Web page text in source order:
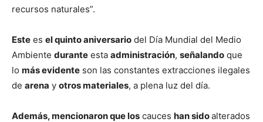
recursos naturales”.
Este es el quinto aniversario del Día Mundial del Medio
Ambiente durante esta administración, señalando que
lo más evidente son las constantes extracciones ilegales
de arena y otros materiales, a plena luz del día.
Además, mencionaron que los cauces han sidoalterados